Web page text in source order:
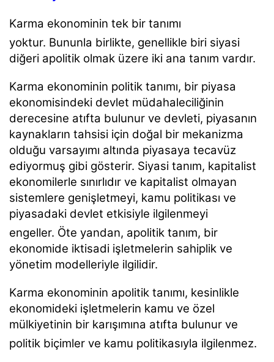
Karma ekonominin tek bir tanımı
yoktur. Bununla birlikte, genellikle biri siyasi
diğeri apolitik olmak üzere iki ana tanım vardır.
Karma ekonominin politik tanımı, bir piyasa
ekonomisindeki devlet müdahaleciliğinin
derecesine atıfta bulunur ve devleti, piyasanın
kaynakların tahsisi için doğal bir mekanizma
olduğu varsayımı altında piyasaya tecavüz
ediyormuş gibi gösterir. Siyasi tanım, kapitalist
ekonomilerle sınırlıdır ve kapitalist olmayan
sistemlere genişletmeyi, kamu politikası ve
piyasadaki devlet etkisiyle ilgilenmeyi
engeller. Öte yandan, apolitik tanım, bir
ekonomide iktisadi işletmelerin sahiplik ve
yönetim modelleriyle ilgilidir.
Karma ekonominin apolitik tanımı, kesinlikle
ekonomideki işletmelerin kamu ve özel
mülkiyetinin bir karışımına atıfta bulunur ve
politik biçimler ve kamu politikasıyla ilgilenmez.